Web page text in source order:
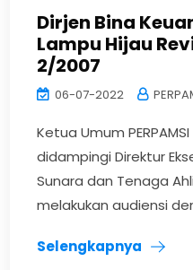
Dirjen Bina
Lampu Hijau
2/2007
06-07-2022
Ketua Umum
didampingi Direktur
Sunara dan Tenaga Ahli
melakukan audiensi
Selengkapnya